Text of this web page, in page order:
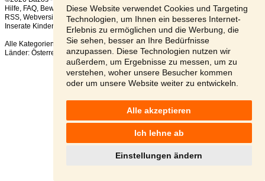
Diese Website verwendet Cookies und Targeting
Technologien, um Ihnen ein besseres Internet-
Erlebnis zu ermöglichen und die Werbung, die
Sie sehen, besser an Ihre Bedürfnisse
anzupassen. Diese Technologien nutzen wir
außerdem, um Ergebnisse zu messen, um zu
verstehen, woher unsere Besucher kommen
oder um unsere Website weiter zu entwickeln.
Alle akzeptieren
Ich lehne ab
Einstellungen ändern
Hilfe, FAQ, Bewertung,Kontakt,Nutzungsbedingungen,Datenschutzerklärung
RSS,
Inserate Kinder gesamt:
, in 24 Stunden: 1
Alle Kategorien
Beliebte Suchen
Länder: Österreich ,Tschechien,Slowakei Polen